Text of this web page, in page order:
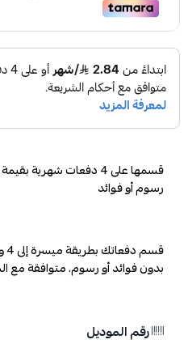
قسمها على 4 دفعات شهرية بقيمة 7.25
رسوم أو فوائد
بدون فوائد أو رسوم. متوافقة مع
رقم الموديل